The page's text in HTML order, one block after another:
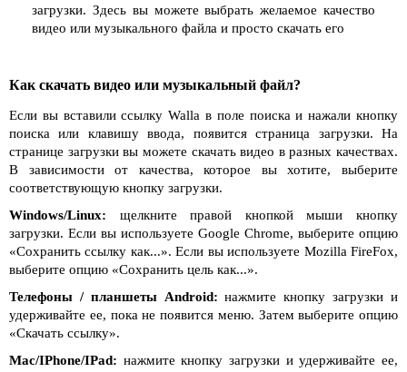
загрузки. Здесь вы можете выбрать желаемое качество
видео или музыкального файла и просто скачать его
Как скачать видео или музыкальный файл?
Если вы вставили ссылку Walla в поле поиска и нажали кнопку
поиска или клавишу ввода, появится страница загрузки. На
странице загрузки вы можете скачать видео в разных качествах.
В зависимости от качества, которое вы хотите, выберите
соответствующую кнопку загрузки.
Windows/Linux: щелкните правой кнопкой мыши кнопку
загрузки. Если вы используете Google Chrome, выберите опцию
«Сохранить ссылку как...». Если вы используете Mozilla FireFox,
выберите опцию «Сохранить цель как...».
Телефоны / планшеты Android: нажмите кнопку загрузки и
удерживайте ее, пока не появится меню. Затем выберите опцию
«Скачать ссылку».
Mac/IPhone/IPad: нажмите кнопку загрузки и удерживайте ее,